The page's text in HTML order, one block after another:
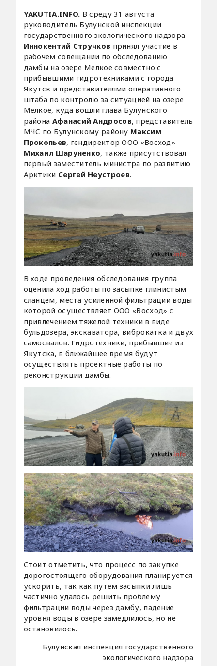
YAKUTIA.INFO. В среду 31 августа
руководитель Булунской инспекции
государственного экологического надзора
Иннокентий Стручков принял участие в
рабочем совещании по обследованию
дамбы на озере Мелкое совместно с
прибывшими гидротехниками с города
Якутск и представителями оперативного
штаба по контролю за ситуацией на озере
Мелкое, куда вошли глава Булунского
района Афанасий Андросов, представитель
МЧС по Булунскому району Максим
Прокопьев, гендиректор ООО «Восход»
Михаил Шаруненко, также присутствовал
первый заместитель министра по развитию
Арктики Сергей Неустроев.
В ходе проведения обследования группа
оценила ход работы по засыпке глинистым
сланцем, места усиленной фильтрации воды
которой осуществляет ООО «Восход» с
привлечением тяжелой техники в виде
бульдозера, экскаватора, виброкатка и двух
самосвалов. Гидротехники, прибывшие из
Якутска, в ближайшее время будут
осуществлять проектные работы по
реконструкции дамбы.
Стоит отметить, что процесс по закупке
дорогостоящего оборудования планируется
ускорить, так как путем засыпки лишь
частично удалось решить проблему
фильтрации воды через дамбу, падение
уровня воды в озере замедлилось, но не
остановилось.
Булунская инспекция государственного
экологического надзора